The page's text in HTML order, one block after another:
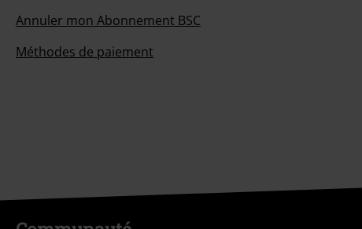
Annuler mon Abonnement BSC
Méthodes de paiement